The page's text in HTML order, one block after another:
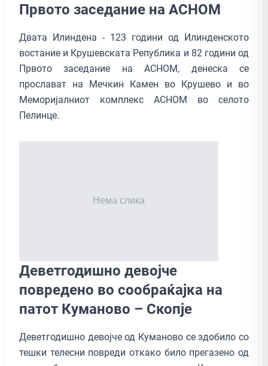
Првото заседание на АСНОМ
Двата Илиндена - 123 години од Илинденското
востание и Крушевската Република и 82 години од
Првото заседание на АСНОМ, денеска се
прослават на Мечкин Камен во Крушево и во
Меморијалниот комплекс АСНОМ во селото
Пелинце.
Деветгодишно девојче
повредено во сообраќајка на
патот Куманово – Скопје
Деветгодишно девојче од Куманово се здобило со
тешки телесни повреди откако било прегазено од